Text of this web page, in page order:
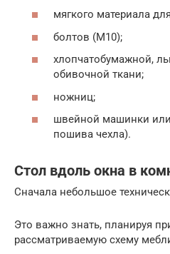
мягкого материала
болтов (М10);
хлопчатобумажной,
обивочной ткани;
ножниц;
швейной машинки
пошива чехла).
Стол вдоль окна в
Сначала небольшое
Это важно знать, планируя
рассматриваемую схему